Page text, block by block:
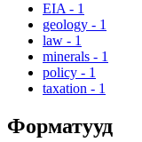
EIA - 1
geology - 1
law - 1
minerals - 1
policy - 1
taxation - 1
Форматууд